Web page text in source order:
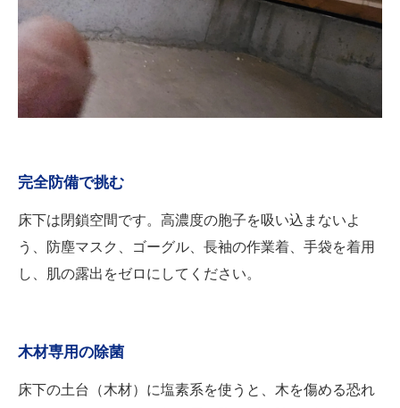
完全防備で挑む
床下は閉鎖空間です。高濃度の胞子を吸い込まないよ
う、防塵マスク、ゴーグル、長袖の作業着、手袋を着用
し、肌の露出をゼロにしてください。
木材専用の除菌
床下の土台（木材）に塩素系を使うと、木を傷める恐れ